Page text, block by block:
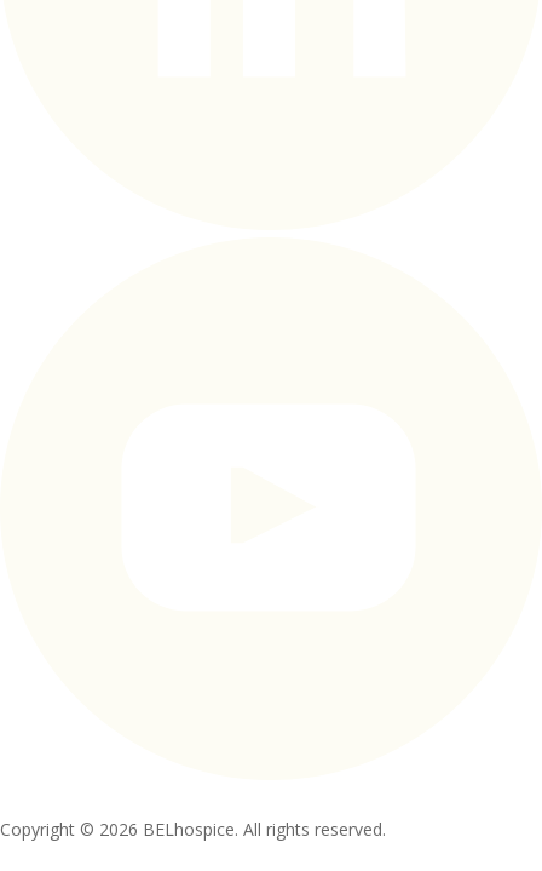
Copyright © 2026 BELhospice. All rights reserved.